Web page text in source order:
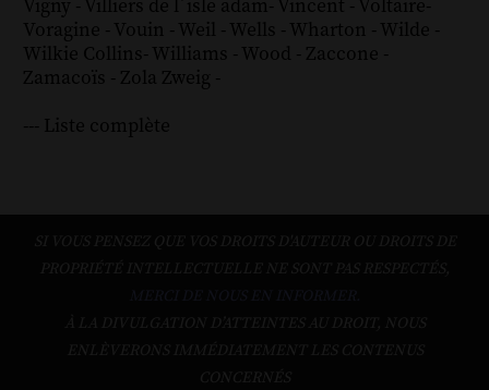
Vigny - Villiers de l´isle adam- Vincent - Voltaire-
Voragine - Vouin - Weil - Wells - Wharton - Wilde -
Wilkie Collins- Williams - Wood - Zaccone -
Zamacoïs - Zola Zweig -
--- Liste complète